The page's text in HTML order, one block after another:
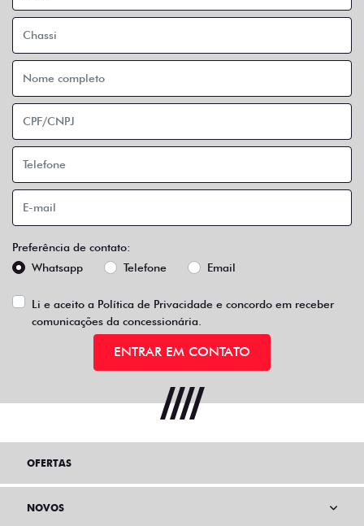
Preferência de contato:
Whatsapp
Telefone Email
Li e aceito a Política de Privacidade e concordo em receber
comunicações da concessionária.
ENTRAR EM CONTATO
OFERTAS
NOVOS